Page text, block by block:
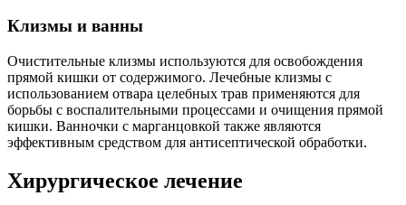
Клизмы и ванны
Очистительные клизмы используются для освобождения
прямой кишки от содержимого. Лечебные клизмы с
использованием отвара целебных трав применяются для
борьбы с воспалительными процессами и очищения прямой
кишки. Ванночки с марганцовкой также являются
эффективным средством для антисептической обработки.
Хирургическое лечение